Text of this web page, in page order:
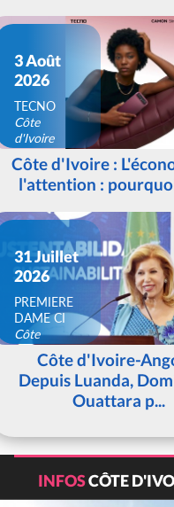
3 Août
2026
TECNO
Côte
d'Ivoire
Côte d'Ivoire :
l'attention :
31 Juillet
2026
PREMIERE
DAME CI
Côte
d'IvoireCôte d'Ivoire-
Depuis Luanda,
Ouattara p...
INFOSCÔTE